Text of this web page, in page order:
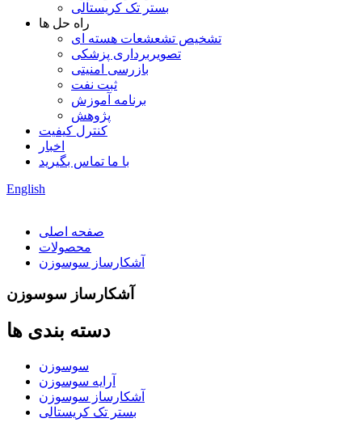
بستر تک کریستالی
راه حل ها
تشخیص تشعشعات هسته ای
تصویربرداری پزشکی
بازرسی امنیتی
ثبت نفت
برنامه آموزش
پژوهش
کنترل کیفیت
اخبار
با ما تماس بگیرید
English
صفحه اصلی
محصولات
آشکارساز سوسوزن
آشکارساز سوسوزن
دسته بندی ها
سوسوزن
آرایه سوسوزن
آشکارساز سوسوزن
بستر تک کریستالی